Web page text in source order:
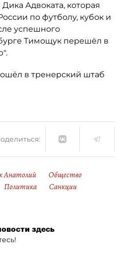
Адвоката, которая
по футболу, кубок и
успешного
Тимощук перешёл в
в тренерский штаб
Анатолий
Общество
Политика
Санкции
здесь